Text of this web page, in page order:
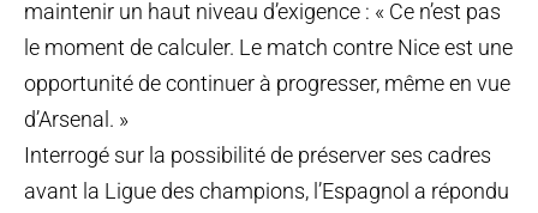
maintenir un haut niveau d’exigence : « Ce n’est pas
le moment de calculer. Le match contre Nice est une
opportunité de continuer à progresser, même en vue
d’Arsenal. »
Interrogé sur la possibilité de préserver ses cadres
avant la Ligue des champions, l’Espagnol a répondu